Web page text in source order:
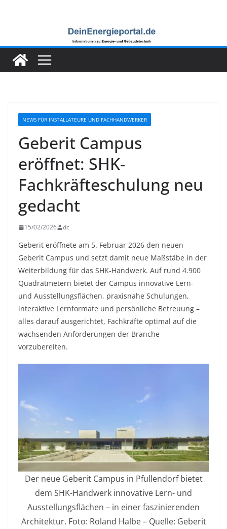
NEWS FÜR INSTALLATEURE UND FACHHANDWERKER
Geberit Campus
eröffnet: SHK-
Fachkräfteschulung neu
gedacht
15/02/2026 dc
Geberit eröffnete am 5. Februar 2026 den neuen
Geberit Campus und setzt damit neue Maßstäbe in der
Weiterbildung für das SHK-Handwerk. Auf rund 4.900
Quadratmetern bietet der Campus innovative Lern-
und Ausstellungsflächen, praxisnahe Schulungen,
interaktive Lernformate und persönliche Betreuung –
alles darauf ausgerichtet, Fachkräfte optimal auf die
wachsenden Anforderungen der Branche
vorzubereiten.
Der neue Geberit Campus in Pfullendorf bietet
dem SHK-Handwerk innovative Lern- und
Ausstellungsflächen – in einer faszinierenden
Architektur. Foto: Roland Halbe – Quelle: Geberit